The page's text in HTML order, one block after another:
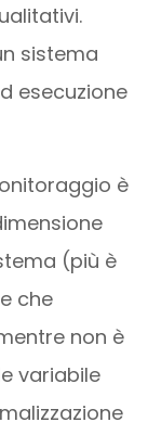
sistema
esecuzione
è
(più è
che
non è
variabile